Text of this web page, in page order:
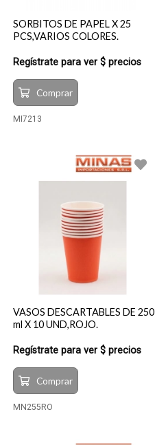
SORBITOS DE PAPEL X 25
PCS,VARIOS COLORES.
Regístrate para ver $ precios
Comprar
MI7213
VASOS DESCARTABLES DE 250
ml X 10 UND,ROJO.
Regístrate para ver $ precios
Comprar
MN255RO